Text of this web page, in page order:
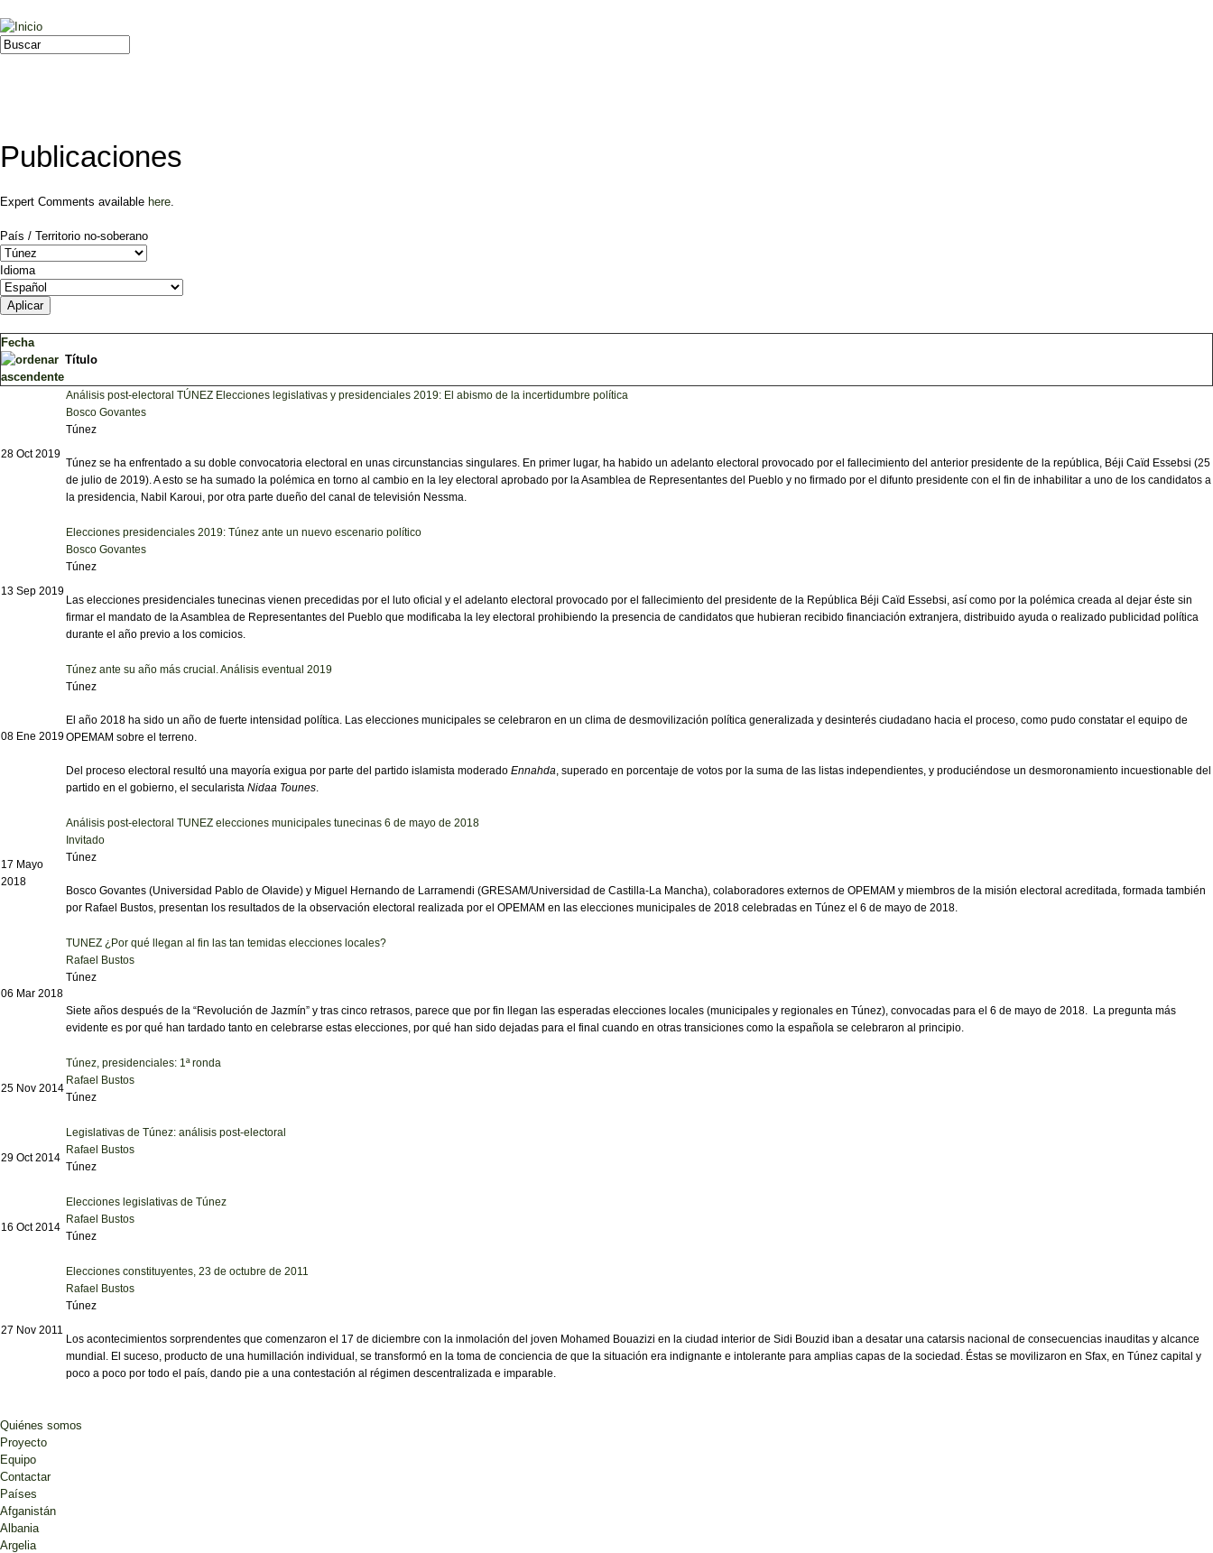
Jump to navigation
Formulario de búsqueda
Buscar
Publicaciones
Expert Comments available here
País / Territorio no-soberano
Idioma
Fecha
Título
28 Oct 2019
Análisis post-electoral TÚNEZ Elecciones legislativas y presidenciales 2019: El abismo de la incertidumbre política
Bosco Govantes
Túnez
Túnez se ha enfrentado a su doble convocatoria electoral en unas circunstancias singulares. En primer lugar, ha habido un adelanto electoral provocado por el fallecimiento del anterior presidente de la república, Béji Caïd Essebsi (25
de julio de 2019). A esto se ha sumado la polémica en torno al cambio en la ley electoral aprobado por la Asamblea de Representantes del Pueblo y no firmado por el difunto presidente con el fin de inhabilitar a uno de los candidatos a
la presidencia, Nabil Karoui, por otra parte dueño del canal de televisión Nessma.
13 Sep 2019
Elecciones presidenciales 2019: Túnez ante un nuevo escenario político
Bosco Govantes
Túnez
Las elecciones presidenciales tunecinas vienen precedidas por el luto oficial y el adelanto electoral provocado por el fallecimiento del presidente de la República Béji Caïd Essebsi, así como por la polémica creada al dejar éste sin
firmar el mandato de la Asamblea de Representantes del Pueblo que modificaba la ley electoral prohibiendo la presencia de candidatos que hubieran recibido financiación extranjera, distribuido ayuda o realizado publicidad política
durante el año previo a los comicios.
08 Ene 2019
Túnez ante su año más crucial. Análisis eventual 2019
Túnez
El año 2018 ha sido un año de fuerte intensidad política. Las elecciones municipales se celebraron en un clima de desmovilización política generalizada y desinterés ciudadano hacia el proceso, como pudo constatar el equipo de
OPEMAM sobre el terreno.
Del proceso electoral resultó una mayoría exigua por parte del partido islamista moderado Ennahda , superado en porcentaje de votos por la suma de las listas independientes, y produciéndose un desmoronamiento incuestionable del
partido en el gobierno, el secularista Nidaa Tounes
17 Mayo
2018
Análisis post-electoral TUNEZ elecciones municipales tunecinas 6 de mayo de 2018
Invitado
Túnez
Bosco Govantes (Universidad Pablo de Olavide) y Miguel Hernando de Larramendi (GRESAM/Universidad de Castilla-La Mancha), colaboradores externos de OPEMAM y miembros de la misión electoral acreditada, formada también
por Rafael Bustos, presentan los resultados de la observación electoral realizada por el OPEMAM en las elecciones municipales de 2018 celebradas en Túnez el 6 de mayo de 2018.
06 Mar 2018
TUNEZ ¿Por qué llegan al fin las tan temidas elecciones locales?
Rafael Bustos
Túnez
Siete años después de la “Revolución de Jazmín” y tras cinco retrasos, parece que por fin llegan las esperadas elecciones locales (municipales y regionales en Túnez), convocadas para el 6 de mayo de 2018. La pregunta más
evidente es por qué han tardado tanto en celebrarse estas elecciones, por qué han sido dejadas para el final cuando en otras transiciones como la española se celebraron al principio.
25 Nov 2014
Túnez, presidenciales: 1ª ronda
Rafael Bustos
Túnez
29 Oct 2014
Legislativas de Túnez: análisis post-electoral
Rafael Bustos
Túnez
16 Oct 2014
Elecciones legislativas de Túnez
Rafael Bustos
Túnez
27 Nov 2011
Elecciones constituyentes, 23 de octubre de 2011
Rafael Bustos
Túnez
Los acontecimientos sorprendentes que comenzaron el 17 de diciembre con la inmolación del joven Mohamed Bouazizi en la ciudad interior de Sidi Bouzid iban a desatar una catarsis nacional de consecuencias inauditas y alcance
mundial. El suceso, producto de una humillación individual, se transformó en la toma de conciencia de que la situación era indignante e intolerante para amplias capas de la sociedad. Éstas se movilizaron en Sfax, en Túnez capital y
poco a poco por todo el país, dando pie a una contestación al régimen descentralizada e imparable.
Quiénes somos
Proyecto
Equipo
Contactar
Países
Afganistán
Albania
Argelia